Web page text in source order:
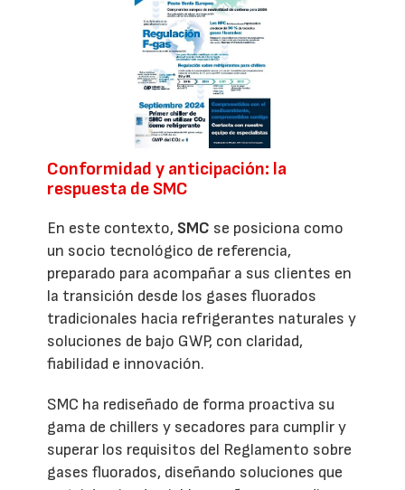
Conformidad y anticipación: la
respuesta de SMC
En este contexto, SMC se posiciona como
un socio tecnológico de referencia,
preparado para acompañar a sus clientes en
la transición desde los gases fluorados
tradicionales hacia refrigerantes naturales y
soluciones de bajo GWP, con claridad,
fiabilidad e innovación.
SMC ha rediseñado de forma proactiva su
gama de chillers y secadores para cumplir y
superar los requisitos del Reglamento sobre
gases fluorados, diseñando soluciones que